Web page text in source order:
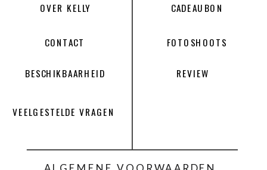
OVER KELLY
CONTACT
BESCHIKBAARHEID
CADEAUBON
FOTOSHOOTS
REVIEW
VEELGESTELDE VRAGEN